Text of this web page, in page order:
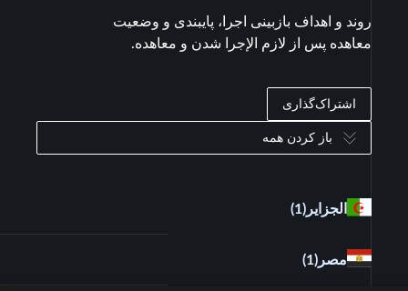
روند و اهداف بازبینی اجرا، پایبندی و وضعیت
معاهده پس از لازم الإجرا شدن و معاهده.
اشتراک‌گذاری
باز کردن همه
الجزاير (1)
مصر (1)